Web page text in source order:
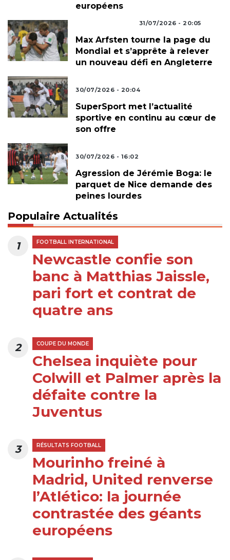
européens
31/07/2026 - 20:05
Max Arfsten tourne la page du
Mondial et s’apprête à relever
un nouveau défi en Angleterre
30/07/2026 - 20:04
SuperSport met l’actualité
sportive en continu au cœur de
son offre
30/07/2026 - 16:02
Agression de Jérémie Boga: le
parquet de Nice demande des
peines lourdes
Populaire Actualités
1 FOOTBALL INTERNATIONAL
Newcastle confie son
banc à Matthias Jaissle,
pari fort et contrat de
quatre ans
2 COUPE DU MONDE
Chelsea inquiète pour
Colwill et Palmer après la
défaite contre la
Juventus
3 RÉSULTATS FOOTBALL
Mourinho freiné à
Madrid, United renverse
l’Atlético: la journée
contrastée des géants
européens